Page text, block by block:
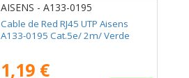
AISENS - A133-0195
Cable de Red RJ45 UTP Aisens
A133-0195 Cat.5e/ 2m/ Verde
1,19 €